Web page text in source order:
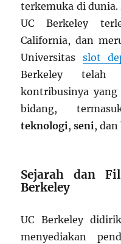
terkemuka di
UC Berkeley
California, dan
Universitas slot
Berkeley
kontribusinya
bidang,
teknologi,seni, dan
Sejarah dan
Berkeley
UC Berkeley
menyediakan